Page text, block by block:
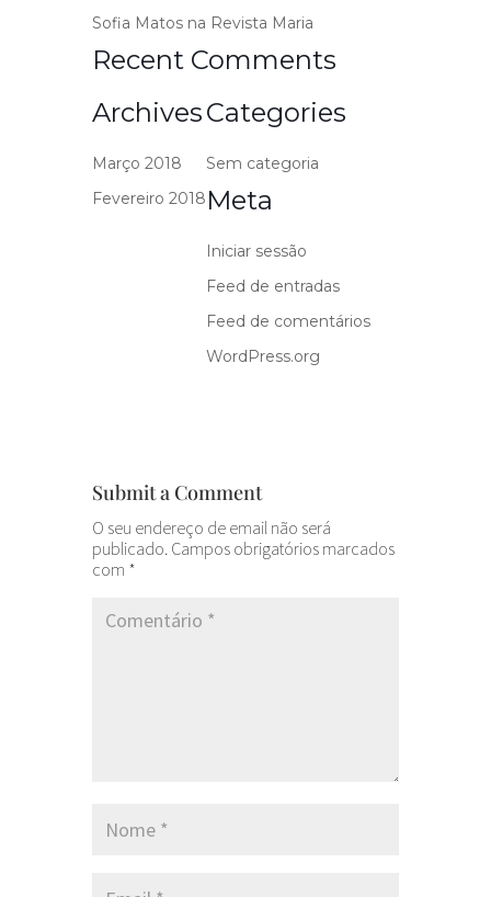
Sofia Matos na Revista Maria
Recent Comments
Archives
Março 2018
Fevereiro 2018
Categories
Sem categoria
Meta
Iniciar sessão
Feed de entradas
Feed de comentários
WordPress.org
Submit a Comment
O seu endereço de email não será
publicado. Campos obrigatórios marcados
com *